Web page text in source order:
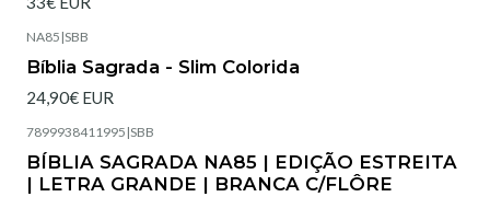
NA85 |SBB
Bíblia Sagrada - Slim Colorida
24,90€ EUR
7899938411995 |SBB
BÍBLIA SAGRADA NA85 | EDIÇÃO ESTREITA
| LETRA GRANDE | BRANCA C/FLÔRE